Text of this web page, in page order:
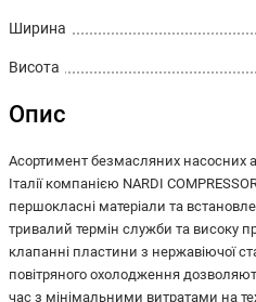
Ширина
Висота
Опис
Асортимент безмасляних насосних
Італії компанією NARDI
першокласні матеріали та
тривалий термін служби та високу
клапанні пластини з нержавіючої
повітряного охолодження
час з мінімальними витратами на